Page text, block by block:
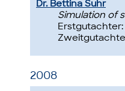
Dr. Bettina Suhr
Simulation of
Erstgutachter:
2008